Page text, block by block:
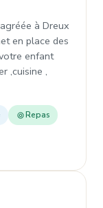
à Dreux
en place des
enfant
,cuisine ,
Repas